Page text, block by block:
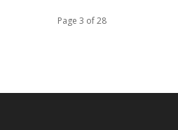
Page 3 of 28